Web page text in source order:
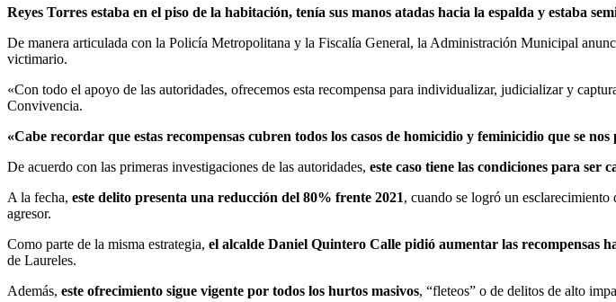
Reyes Torres estaba en el piso de la habitación, tenía sus manos atadas hacia la espalda y estaba
De manera articulada con la Policía Metropolitana y la Fiscalía General, la Administración Municipal
victimario.
«Con todo el apoyo de las autoridades, ofrecemos esta recompensa para individualizar, judicializar y
Convivencia.
«Cabe recordar que estas recompensas cubren todos los casos de homicidio y feminicidio que se nos
De acuerdo con las primeras investigaciones de las autoridades, este caso tiene las condiciones para ser
A la fecha, este delito presenta una reducción del 80% frente 2021, cuando se logró un
agresor.
Como parte de la misma estrategia, el alcalde Daniel Quintero Calle pidió aumentar las recompensas
de Laureles.
Además, este ofrecimiento sigue vigente por todos los hurtos masivos, “fleteos” o de delitos de alto